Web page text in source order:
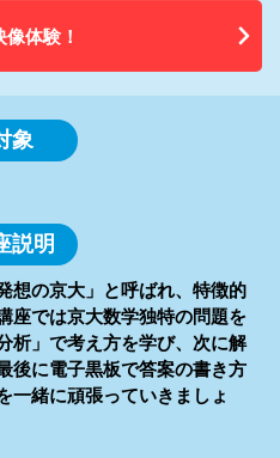
体験！
象
説明
想の京大」と呼ばれ、特徴的
座では京大数学独特の問題を
析」で考え方を学び、次に解
後に電子黒板で答案の書き方
一緒に頑張っていきましょ